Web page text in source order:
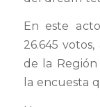
En este
26.645
de la
la encuesta